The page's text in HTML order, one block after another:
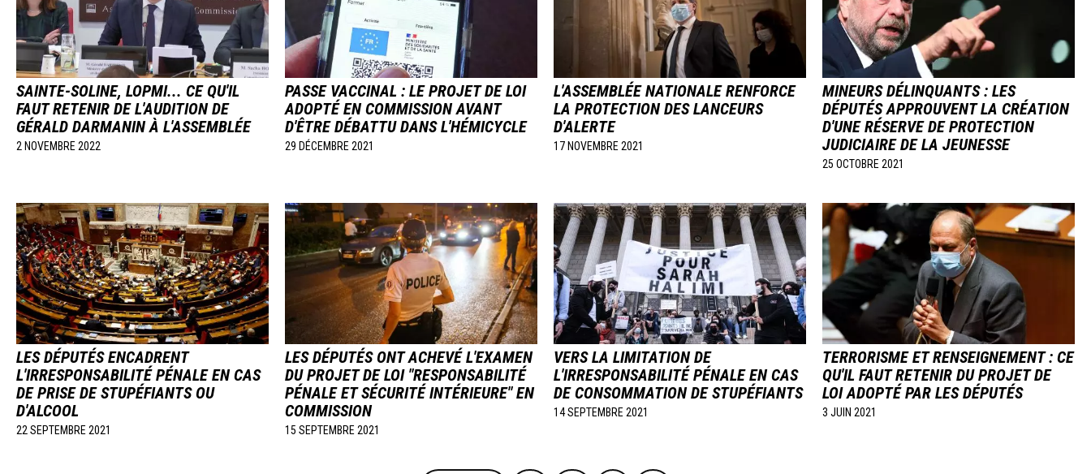
SAINTE-SOLINE, LOPMI... CE QU'IL
FAUT RETENIR DE L'AUDITION DE
GÉRALD DARMANIN À L'ASSEMBLÉE
2 NOVEMBRE 2022
PASSE VACCINAL : LE PROJET DE LOI
ADOPTÉ EN COMMISSION AVANT
D'ÊTRE DÉBATTU DANS L'HÉMICYCLE
29 DÉCEMBRE 2021
L'ASSEMBLÉE NATIONALE RENFORCE
LA PROTECTION DES LANCEURS
D'ALERTE
17 NOVEMBRE 2021
MINEURS DÉLINQUANTS : LES
DÉPUTÉS APPROUVENT LA CRÉATION
D'UNE RÉSERVE DE PROTECTION
JUDICIAIRE DE LA JEUNESSE
25 OCTOBRE 2021
Image
LES DÉPUTÉS ENCADRENT
L'IRRESPONSABILITÉ PÉNALE EN CAS
DE PRISE DE STUPÉFIANTS OU
D'ALCOOL
22 SEPTEMBRE 2021
Image
LES DÉPUTÉS ONT ACHEVÉ L'EXAMEN
DU PROJET DE LOI "RESPONSABILITÉ
PÉNALE ET SÉCURITÉ INTÉRIEURE" EN
COMMISSION
15 SEPTEMBRE 2021
Image
VERS LA LIMITATION DE
L'IRRESPONSABILITÉ PÉNALE EN CAS
DE CONSOMMATION DE STUPÉFIANTS
14 SEPTEMBRE 2021
Image
TERRORISME ET RENSEIGNEMENT : CE
QU'IL FAUT RETENIR DU PROJET DE
LOI ADOPTÉ PAR LES DÉPUTÉS
3 JUIN 2021